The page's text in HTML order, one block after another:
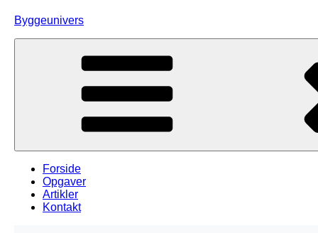
Skip
Byggeunivers
Forside
Opgaver
Artikler
Kontakt